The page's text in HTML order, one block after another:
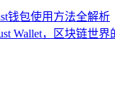
钱包使用方法全解析
Wallet，区块链世界